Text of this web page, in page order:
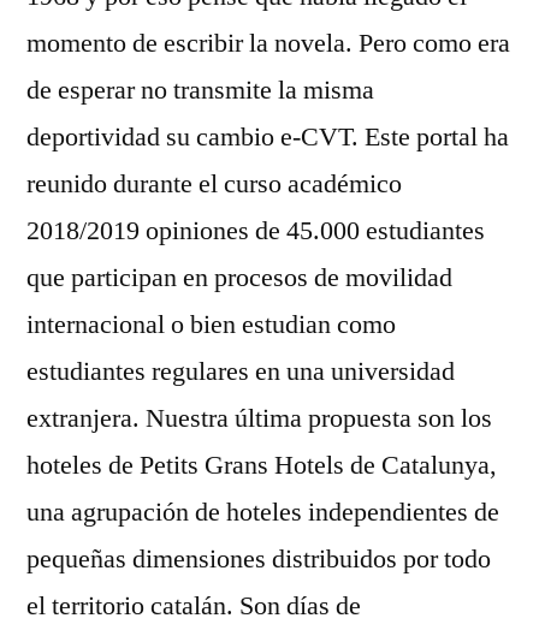
momento de escribir la novela. Pero como era
de esperar no transmite la misma
deportividad su cambio e-CVT. Este portal ha
reunido durante el curso académico
2018/2019 opiniones de 45.000 estudiantes
que participan en procesos de movilidad
internacional o bien estudian como
estudiantes regulares en una universidad
extranjera. Nuestra última propuesta son los
hoteles de Petits Grans Hotels de Catalunya,
una agrupación de hoteles independientes de
pequeñas dimensiones distribuidos por todo
el territorio catalán. Son días de